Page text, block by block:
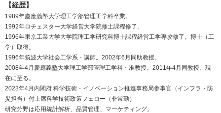
【経歴】
1989年慶應義塾大学理工学部管理工学科卒業。
1992年ロチェスター大学経営大学院修士課程修了。
1996年東京工業大学大学院理工学研究科博士課程経営工学専攻修了。博士（工
学）取得。
1996年筑波大学社会工学系・講師。2002年6月同助教授。
2008年4月慶應義塾大学理工学部管理工学科・准教授。2011年4月同教授、現
在に至る。
2023年4月内閣府 科学技術・イノベーション推進事務局参事官（インフラ・防
災担当）付上席科学技術政策フェロー（非常勤）
研究分野は応用統計解析、品質管理、マーケティング。